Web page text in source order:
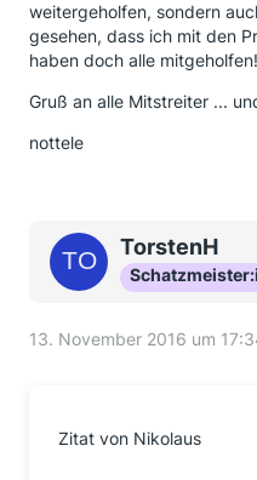
weitergeholfen, sondern
gesehen, dass ich mit den
haben doch alle mitgeholfen!
Gruß an alle Mitstreiter ...
nottele
TorstenH
13. November 2016 um
Zitat von Nikolaus